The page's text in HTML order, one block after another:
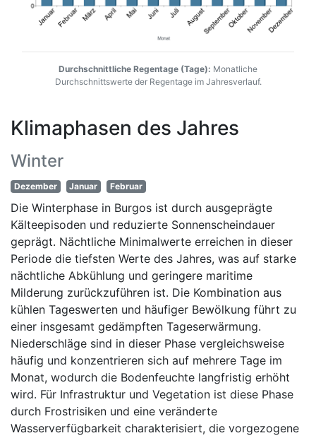
Durchschnittliche Regentage (Tage): Monatliche
Durchschnittswerte der Regentage im Jahresverlauf.
Klimaphasen des Jahres
Winter
Dezember Januar Februar
Die Winterphase in Burgos ist durch ausgeprägte
Kälteepisoden und reduzierte Sonnenscheindauer
geprägt. Nächtliche Minimalwerte erreichen in dieser
Periode die tiefsten Werte des Jahres, was auf starke
nächtliche Abkühlung und geringere maritime
Milderung zurückzuführen ist. Die Kombination aus
kühlen Tageswerten und häufiger Bewölkung führt zu
einer insgesamt gedämpften Tageserwärmung.
Niederschläge sind in dieser Phase vergleichsweise
häufig und konzentrieren sich auf mehrere Tage im
Monat, wodurch die Bodenfeuchte langfristig erhöht
wird. Für Infrastruktur und Vegetation ist diese Phase
durch Frostrisiken und eine veränderte
Wasserverfügbarkeit charakterisiert, die vorgezogene